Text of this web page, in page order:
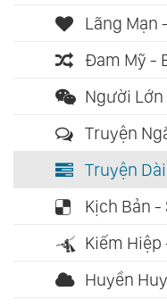
Lãng Mạn
Đam Mỹ -
Người Lớn
Truyện
Truyện
Kịch Bản -
Kiếm Hiệp
Huyền